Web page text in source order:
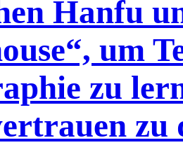
Hanfu
um
zu
zu